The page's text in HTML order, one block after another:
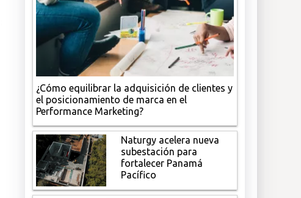
¿Cómo equilibrar la adquisición de clientes y
el posicionamiento de marca en el
Performance Marketing?
Naturgy acelera nueva
subestación para
fortalecer Panamá
Pacífico